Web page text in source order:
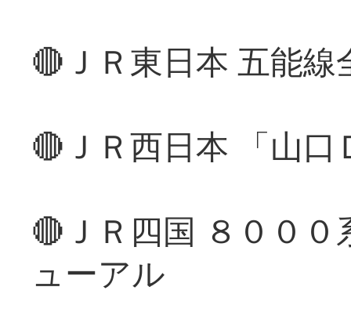
🔴ＪＲ東日本 五能
🔴ＪＲ西日本 「山
🔴ＪＲ四国 ８００
ューアル